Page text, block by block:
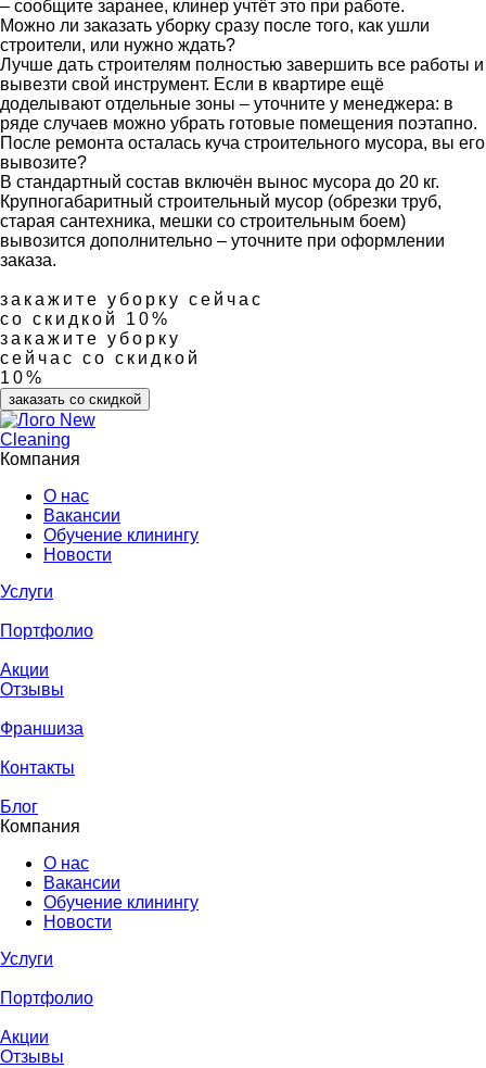
– сообщите заранее, клинер учтёт это при работе.
Можно ли заказать уборку сразу после того, как ушли
строители, или нужно ждать?
Лучше дать строителям полностью завершить все работы и
вывезти свой инструмент. Если в квартире ещё
доделывают отдельные зоны – уточните у менеджера: в
ряде случаев можно убрать готовые помещения поэтапно.
После ремонта осталась куча строительного мусора, вы его
вывозите?
В стандартный состав включён вынос мусора до 20 кг.
Крупногабаритный строительный мусор (обрезки труб,
старая сантехника, мешки со строительным боем)
вывозится дополнительно – уточните при оформлении
заказа.
закажите уборку сейчас
со скидкой 10%
закажите уборку
сейчас со скидкой
10%
заказать со скидкой
Компания
О нас
Вакансии
Обучение клинингу
Новости
Услуги
Портфолио
Акции
Отзывы
Франшиза
Контакты
Блог
Компания
О нас
Вакансии
Обучение клинингу
Новости
Услуги
Портфолио
Акции
Отзывы